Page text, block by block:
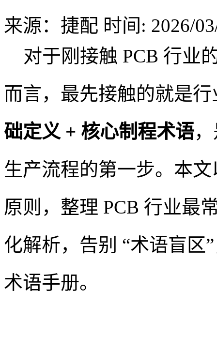
来源：捷配 时间: 2026/
对于刚接触 PCB 行业
而言，最先接触的就是
础定义 + 核心制程术语
生产流程的第一步。本文
原则，整理 PCB 行业最
化解析，告别 “术语盲区
术语手册。